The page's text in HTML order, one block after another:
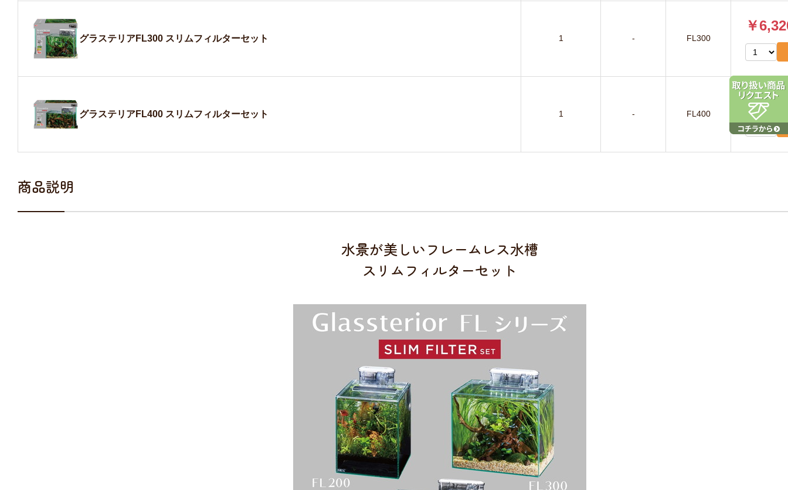
グラステリアFL300 スリムフィルターセット 1 - FL300
￥
グラステリアFL400 スリムフィルターセット 1 - FL400
￥
商品説明
水景が美しいフレームレス水槽
スリムフィルターセット